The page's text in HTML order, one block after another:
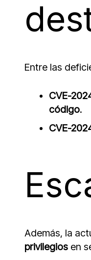
Entre las
CVE-
código.
CVE-
Además, la
privilegios en